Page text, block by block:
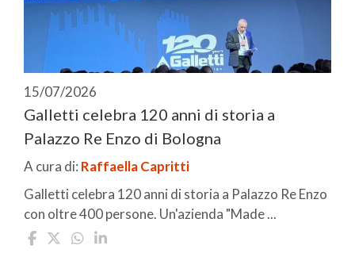
15/07/2026
Galletti celebra 120 anni di storia a
Palazzo Re Enzo di Bologna
A cura di: Raffaella Capritti
Galletti celebra 120 anni di storia a Palazzo Re Enzo
con oltre 400 persone. Un'azienda "Made ...